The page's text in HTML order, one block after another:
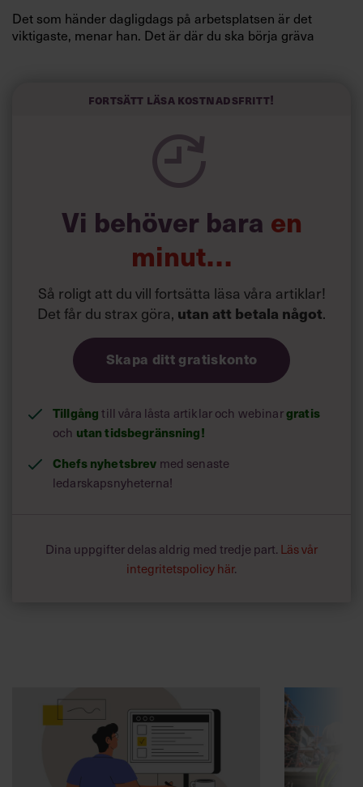
Det som händer dagligdags på arbetsplatsen är det
viktigaste, menar han. Det är där du ska börja gräva
och höjt arbetsglädjen på Google:
Fortsätt läsa kostnadsfritt!
Vi behöver bara en
minut…
Så roligt att du vill fortsätta läsa våra artiklar!
Det får du strax göra, utan att betala något.
Skapa ditt gratiskonto
Tillgångtill våra låsta artiklar och webinargratis
och utan tidsbegränsning!
Chefs nyhetsbrev med senaste
ledarskapsnyheterna!
Dina uppgifter delas aldrig med tredje part. Läs vår
integritetspolicy här.